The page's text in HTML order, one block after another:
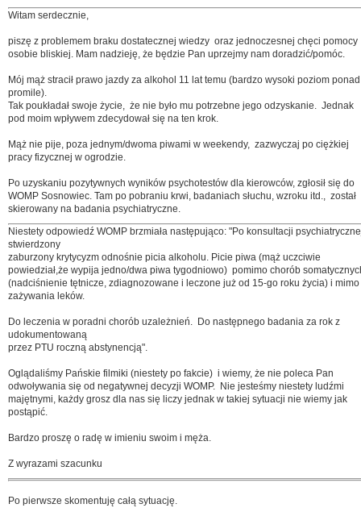
Witam serdecznie,
piszę z problemem braku dostatecznej wiedzy oraz jednoczesnej chęci pomocy
osobie bliskiej. Mam nadzieję, że będzie Pan uprzejmy nam doradzić/pomóc.
Mój mąż stracił prawo jazdy za alkohol 11 lat temu (bardzo wysoki poziom
promile).
Tak poukładał swoje życie, że nie było mu potrzebne jego odzyskanie. Jednak
pod moim wpływem zdecydował się na ten krok.
Mąż nie pije, poza jednym/dwoma piwami w weekendy, zazwyczaj po ciężkiej
pracy fizycznej w ogrodzie.
Po uzyskaniu pozytywnych wyników psychotestów dla kierowców, zgłosił się do
WOMP Sosnowiec. Tam po pobraniu krwi, badaniach słuchu, wzroku itd., został
skierowany na badania psychiatryczne.
Niestety odpowiedź WOMP brzmiała następująco: "Po konsultacji
stwierdzony
zaburzony krytycyzm odnośnie picia alkoholu. Picie piwa (mąż uczciwie
powiedział,że wypija jedno/dwa piwa tygodniowo) pomimo chorób
(nadciśnienie tętnicze, zdiagnozowane i leczone już od 15-go roku życia) i mimo
zażywania leków.
Do leczenia w poradni chorób uzależnień. Do następnego badania za rok z
udokumentowaną
przez PTU roczną abstynencją".
Oglądaliśmy Pańskie filmiki (niestety po fakcie) i wiemy, że nie poleca Pan
odwoływania się od negatywnej decyzji WOMP. Nie jesteśmy niestety ludźmi
majętnymi, każdy grosz dla nas się liczy jednak w takiej sytuacji nie wiemy jak
postąpić.
Bardzo proszę o radę w imieniu swoim i męża.
Z wyrazami szacunku
Po pierwsze skomentuję całą sytuację.